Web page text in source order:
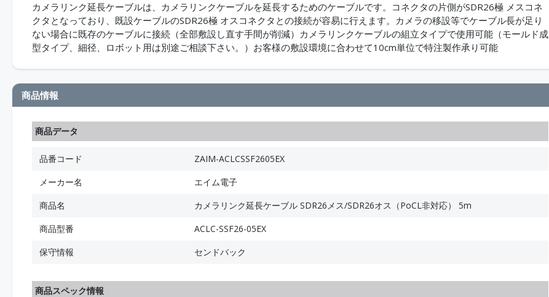
カメラリンク延長ケーブルは、カメラリンクケーブルを延長するためのケーブルです。コネクタの片側がSDR26極 メスコネ
クタとなっており、既設ケーブルのSDR26極 オスコネクタとの接続が容易に行えます。カメラの移設等でケーブル長が足り
ない場合に既存のケーブルに接続（全部敷設し直す手間が削減）カメラリンクケーブルの組立タイプで使用可能（モールド成
型タイプ、細径、ロボット用は別途ご相談下さい。）お客様の敷設環境に合わせて10cm単位で特注製作承り可能
商品情報
商品データ
品番コード
ZAIM-ACLCSSF2605EX
メーカー名
エイム電子
商品名
カメラリンク延長ケーブル SDR26メス/SDR26オス（PoCL非対応） 5m
商品型番
ACLC-SSF26-05EX
保守情報
センドバック
商品スペック情報